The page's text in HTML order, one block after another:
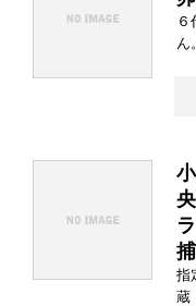
ん
捕
指
蔵